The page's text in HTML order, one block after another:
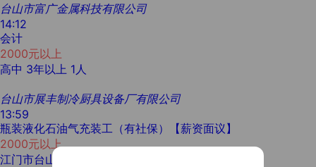
台山市富广金属科技有限公司
14:12
会计
2000元以上
高中 3年以上 1人
台山市展丰制冷厨具设备厂有限公司
13:59
瓶装液化石油气充装工（有社保）【薪资面议】
2000元以上
江门市台山市